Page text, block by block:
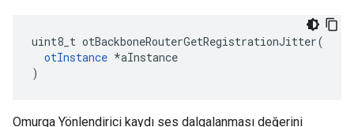
uint8_t otBackboneRouterGetRegistrationJitter(
otInstance *aInstance
)
Omurga Yönlendirici kaydı ses dalgalanması değerini